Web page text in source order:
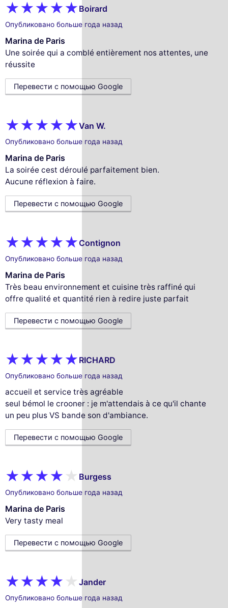
Boirard
Опубликовано больше года назад
Marina de Paris
Une soirée qui a comblé entièrement nos attentes, une
réussite
Перевести с помощью Google
Van W.
Опубликовано больше года назад
Marina de Paris
La soirée cest déroulé parfaitement bien.
Aucune réflexion à faire.
Перевести с помощью Google
Contignon
Опубликовано больше года назад
Marina de Paris
Très beau environnement et cuisine très raffiné qui
offre qualité et quantité rien à redire juste parfait
Перевести с помощью Google
RICHARD
Опубликовано больше года назад
accueil et service très agréable
seul bémol le crooner : je m'attendais à ce qu'il chante
un peu plus VS bande son d'ambiance.
Перевести с помощью Google
Burgess
Опубликовано больше года назад
Marina de Paris
Very tasty meal
Перевести с помощью Google
Jander
Опубликовано больше года назад